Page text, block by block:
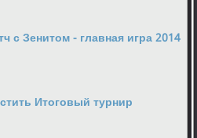
с Зенитом - главная игра 2014
Итоговый турнир